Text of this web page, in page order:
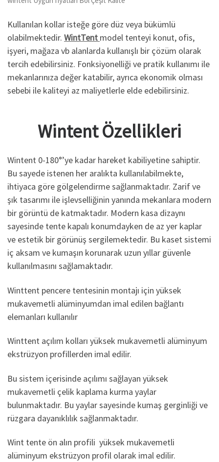
Kullanılan kollar isteğe göre düz veya bükümlü
olabilmektedir. WintTent model tenteyi konut, ofis,
işyeri, mağaza vb alanlarda kullanışlı bir çözüm olarak
tercih edebilirsiniz. Fonksiyonelliği ve pratik kullanımı ile
mekanlarınıza değer katabilir, ayrıca ekonomik olması
sebebi ile kaliteyi az maliyetlerle elde edebilirsiniz.
Wintent Özellikleri
Wintent 0-180°’ye kadar hareket kabiliyetine sahiptir.
Bu sayede istenen her aralıkta kullanılabilmekte,
ihtiyaca göre gölgelendirme sağlanmaktadır. Zarif ve
şık tasarımı ile işlevselliğinin yanında mekanlara modern
bir görüntü de katmaktadır. Modern kasa dizaynı
sayesinde tente kapalı konumdayken de az yer kaplar
ve estetik bir görünüş sergilemektedir. Bu kaset sistemi
iç aksam ve kumaşın korunarak uzun yıllar güvenle
kullanılmasını sağlamaktadır.
Winttent pencere tentesinin montajı için yüksek
mukavemetli alüminyumdan imal edilen bağlantı
elemanları kullanılır
Winttent açılım kolları yüksek mukavemetli alüminyum
ekstrüzyon profillerden imal edilir.
Bu sistem içerisinde açılımı sağlayan yüksek
mukavemetli çelik kaplama kurma yaylar
bulunmaktadır. Bu yaylar sayesinde kumaş gerginliği ve
rüzgara dayanıklılık sağlanmaktadır.
Wint tente ön alın profili yüksek mukavemetli
alüminyum ekstrüzyon profil olarak imal edilir.